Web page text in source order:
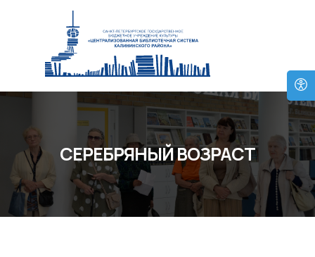
СЕРЕБРЯНЫЙ ВОЗРАСТ